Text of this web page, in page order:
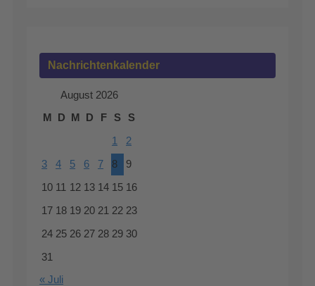
Nachrichtenkalender
August 2026
M
D M D F S S
1 2
3 4 5 6 7 8 9
10 11 12 13 14 15 16
17 18 19 20 21 22 23
24 25 26 27 28 29 30
31
« Juli